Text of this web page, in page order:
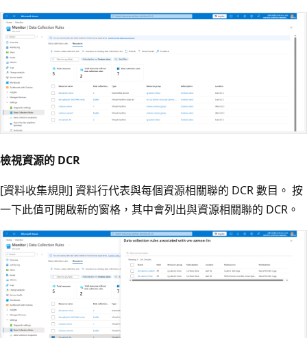
檢視資源的 DCR
[資料收集規則] 資料行代表與每個資源相關聯的 DCR 數目。 按
一下此值可開啟新的窗格，其中會列出與資源相關聯的 DCR。